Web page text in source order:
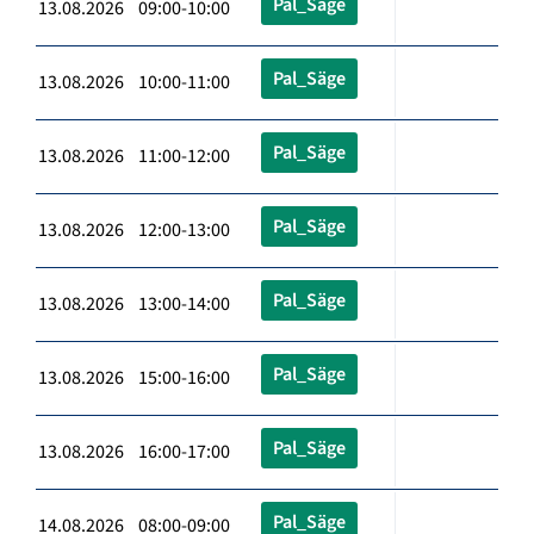
13.08.2026 09:00-10:00
13.08.2026 10:00-11:00 Pal_Säge
13.08.2026 11:00-12:00 Pal_Säge
13.08.2026 12:00-13:00 Pal_Säge
13.08.2026 13:00-14:00 Pal_Säge
13.08.2026 15:00-16:00 Pal_Säge
13.08.2026 16:00-17:00 Pal_Säge
14.08.2026 08:00-09:00 Pal_Säge